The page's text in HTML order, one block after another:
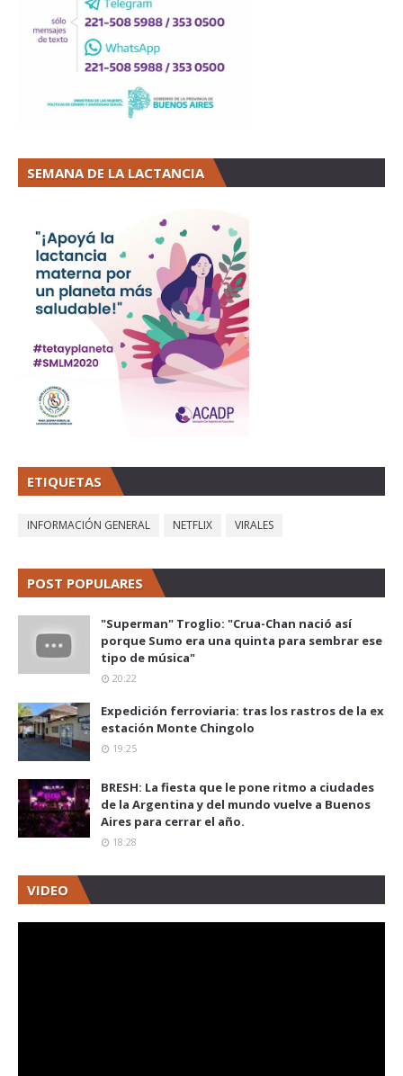
SEMANA DE LA LACTANCIA
ETIQUETAS
INFORMACIÓN GENERAL NETFLIX VIRALES
POST POPULARES
"Superman" Troglio: "Crua-Chan nació así
porque Sumo era una quinta para sembrar ese
tipo de música"
20:22
Expedición ferroviaria: tras los rastros de la ex
estación Monte Chingolo
19:25
BRESH: La fiesta que le pone ritmo a ciudades
de la Argentina y del mundo vuelve a Buenos
Aires para cerrar el año.
18:28
VIDEO